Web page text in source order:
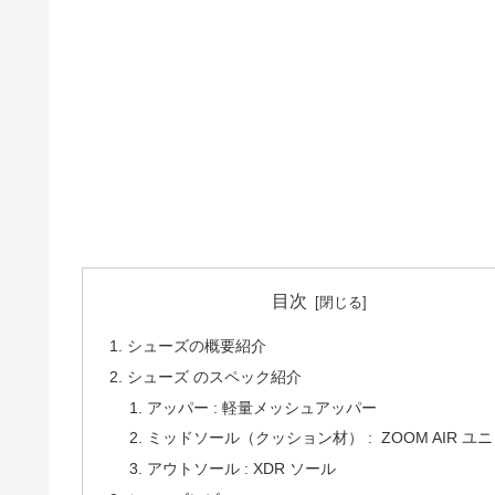
目次
シューズの概要紹介
シューズ のスペック紹介
アッパー : 軽量メッシュアッパー
ミッドソール（クッション材） : ZOOM AIR ユ
アウトソール : XDR ソール